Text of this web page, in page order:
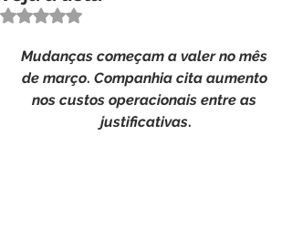
Avaliado com NaN de 5 estrelas.
Mudanças começam a valer no mês
de março. Companhia cita aumento
nos custos operacionais entre as
justificativas.